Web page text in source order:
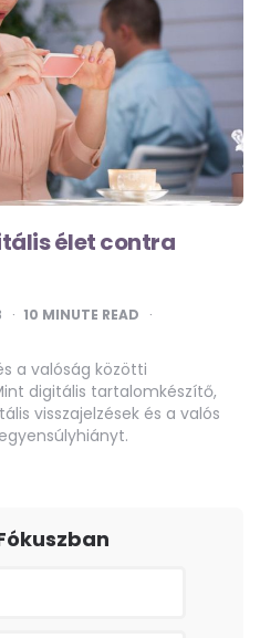
élet contra
10 MINUTE READ
a valóság közötti
digitális tartalomkészítő,
visszajelzések és a valós